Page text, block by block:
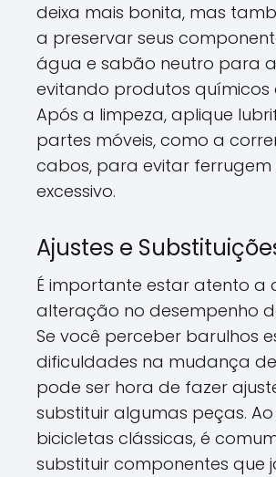
deixa mais bonita, mas
a preservar seus
água e sabão neutro para
evitando produtos químicos
Após a limpeza, aplique
partes móveis, como a
cabos, para evitar ferrugem
excessivo.
Ajustes e
É importante estar atento a
alteração no desempenho
Se você perceber barulhos
dificuldades na mudança
pode ser hora de fazer
substituir algumas peças.
bicicletas clássicas, é
substituir componentes que